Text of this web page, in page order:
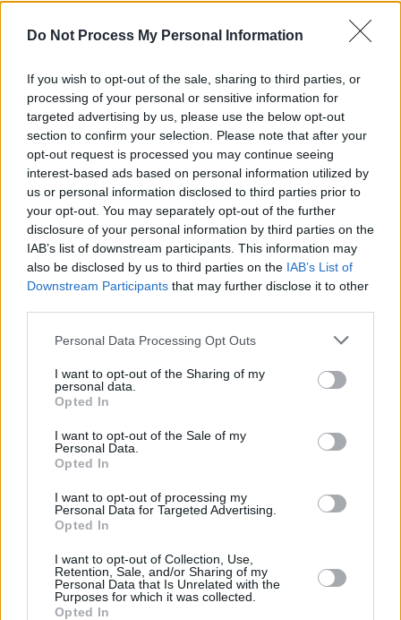
Do Not Process My Personal Information
If you wish to opt-out of the sale, sharing to third parties, or
processing of your personal or sensitive information for
targeted advertising by us, please use the below opt-out
section to confirm your selection. Please note that after your
opt-out request is processed you may continue seeing
interest-based ads based on personal information utilized by
us or personal information disclosed to third parties prior to
your opt-out. You may separately opt-out of the further
disclosure of your personal information by third parties on the
IAB’s list of downstream participants. This information may
also be disclosed by us to third parties on the IAB’s List of
Downstream Participants that may further disclose it to other
Personal Data Processing Opt Outs
I want to opt-out of the Sharing of my
personal data.
Opted In
I want to opt-out of the Sale of my
Personal Data.
Opted In
I want to opt-out of processing my
Personal Data for Targeted Advertising.
Opted In
I want to opt-out of Collection, Use,
Retention, Sale, and/or Sharing of my
Personal Data that Is Unrelated with the
Purposes for which it was collected.
Opted In